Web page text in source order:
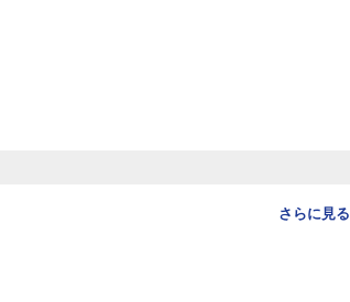
さらに見る